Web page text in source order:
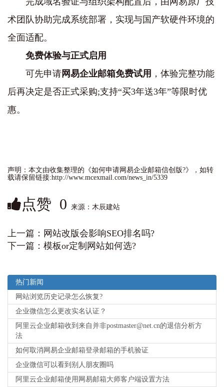
术团队协助完成系统部署，实现与国产软硬件环境的
全面适配。
免费体验与正式启用
可先申请‌网易企业邮箱免费试用 ‌，体验完整功能
后再决定是否正式采购;支持“买3年送3年”等限时优
惠。
声明：本文由收集整理的《如何申请网易企业邮箱信创版?‌》，如转
载请保留链接:http://www.mcexmail.com/news_in/5339
点赞 0 来源：木辰建站
上一篇： 网站改版会影响SEO排名吗?
下一篇： 模板or定制网站如何选?
热门新闻
网站浏览历史记录怎么恢复?
企业微信怎么更改实名认证？
阿里云企业邮箱收到来自并非postmaster@net.cn的退信分析方
法
如何取消网易企业邮箱登录邮箱的手机验证
企业微信可以看到别人朋友圈吗
阿里云企业邮箱使用网易邮箱大师客户端设置方法